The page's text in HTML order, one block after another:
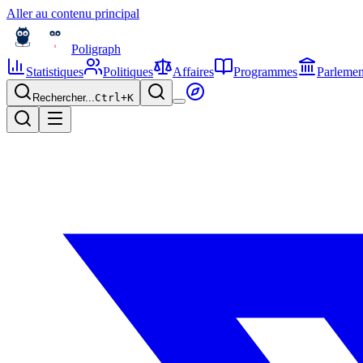
Aller au contenu principal
Poligraph
Statistiques
Politiques Affaires Programmes
Rechercher...Ctrl+K